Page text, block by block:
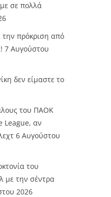
σε πολλά
την πρόκριση από
7 Αυγούστου
δεν είμαστε το
του ΠΑΟΚ
League, αν
6 Αυγούστου
του
με την σέντρα
2026